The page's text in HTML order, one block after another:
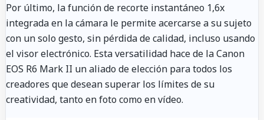
Por último, la función de recorte instantáneo 1,6x
integrada en la cámara le permite acercarse a su sujeto
con un solo gesto, sin pérdida de calidad, incluso usando
el visor electrónico. Esta versatilidad hace de la Canon
EOS R6 Mark II un aliado de elección para todos los
creadores que desean superar los límites de su
creatividad, tanto en foto como en vídeo.